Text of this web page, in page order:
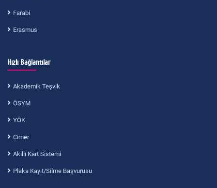
Farabi
Erasmus
Hızlı Bağlantılar
Akademik Teşvik
ÖSYM
YÖK
Cimer
Akıllı Kart Sistemi
Plaka Kayıt/Silme Başvurusu